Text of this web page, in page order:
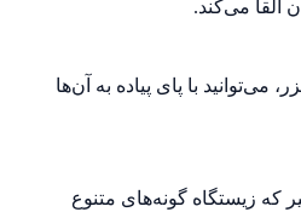
القا می‌کند.
می‌توانید با پای پیاده به آن‌ها
که زیستگاه گونه‌های متنوع